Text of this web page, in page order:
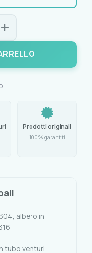
Prodotti originali
100% garantiti
albero in
tubo venturi